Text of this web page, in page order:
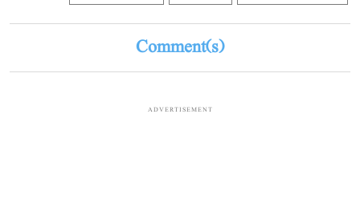
Comment(s)
ADVERTISEMENT